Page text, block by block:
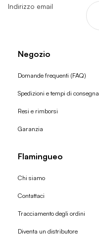
Indirizzo email
Negozio
Domande frequenti (FAQ)
Spedizioni e tempi di consegna
Resi e rimborsi
Garanzia
Flamingueo
Chi siamo
Contattaci
Tracciamento degli ordini
Diventa un distributore